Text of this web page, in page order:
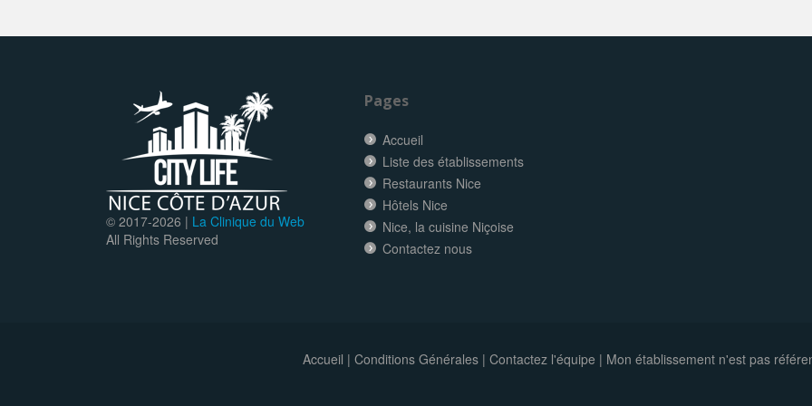
© 2017-2026 | La Clinique du Web
All Rights Reserved
Pages
Accueil
Liste des établissements
Restaurants Nice
Hôtels Nice
Nice, la cuisine Niçoise
Contactez nous
Accueil | Conditions Générales| Contactez l'équipe | Mon établissement n'est pas